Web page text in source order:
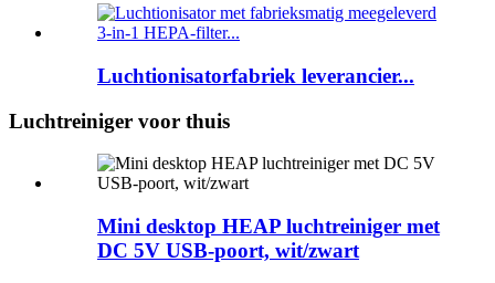
Luchtionisatorfabriek leverancier...
Luchtreiniger voor thuis
Mini desktop HEAP luchtreiniger met
DC 5V USB-poort, wit/zwart